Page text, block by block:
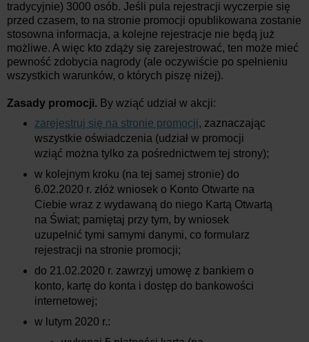
tradycyjnie) 3000 osób. Jeśli pula rejestracji wyczerpie się
przed czasem, to na stronie promocji opublikowana zostanie
stosowna informacja, a kolejne rejestracje nie będą już
możliwe. A więc kto zdąży się zarejestrować, ten może mieć
pewność zdobycia nagrody (ale oczywiście po spełnieniu
wszystkich warunków, o których piszę niżej).
Zasady promocji. By wziąć udział w akcji:
zarejestruj się na stronie promocji, zaznaczając
wszystkie oświadczenia (udział w promocji
wziąć można tylko za pośrednictwem tej strony);
w kolejnym kroku (na tej samej stronie) do
6.02.2020 r. złóż wniosek o Konto Otwarte na
Ciebie wraz z wydawaną do niego Kartą Otwartą
na Świat; pamiętaj przy tym, by wniosek
uzupełnić tymi samymi danymi, co formularz
rejestracji na stronie promocji;
do 21.02.2020 r. zawrzyj umowę z bankiem o
konto, kartę do konta i dostęp do bankowości
internetowej;
w lutym 2020 r.: